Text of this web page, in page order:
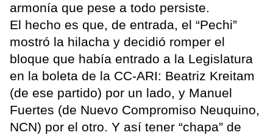
armonía que pese a todo persiste.
El hecho es que, de entrada, el “Pechi”
mostró la hilacha y decidió romper el
bloque que había entrado a la Legislatura
en la boleta de la CC-ARI: Beatriz Kreitam
(de ese partido) por un lado, y Manuel
Fuertes (de Nuevo Compromiso Neuquino,
NCN) por el otro. Y así tener “chapa” de